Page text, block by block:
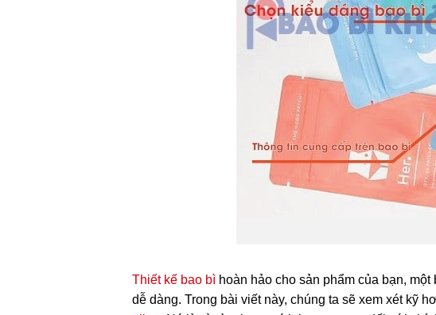
Thiết kế bao bì hoàn hảo cho sản phẩm của bạn,
dễ dàng. Trong bài viết này, chúng ta sẽ xem xét kỹ